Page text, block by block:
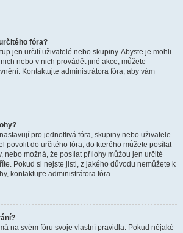
fóra?
jen určití uživatelé nebo skupiny. Abyste je mohli
nebo v nich provádět jiné akce, můžete
Kontaktujte administrátora fóra, aby vám
pro jednotlivá fóra, skupiny nebo uživatele.
povolit do určitého fóra, do kterého můžete posílat
nebo možná, že posílat přílohy můžou jen určité
Pokud si nejste jisti, z jakého důvodu nemůžete k
kontaktujte administrátora fóra.
na svém fóru svoje vlastní pravidla. Pokud nějaké